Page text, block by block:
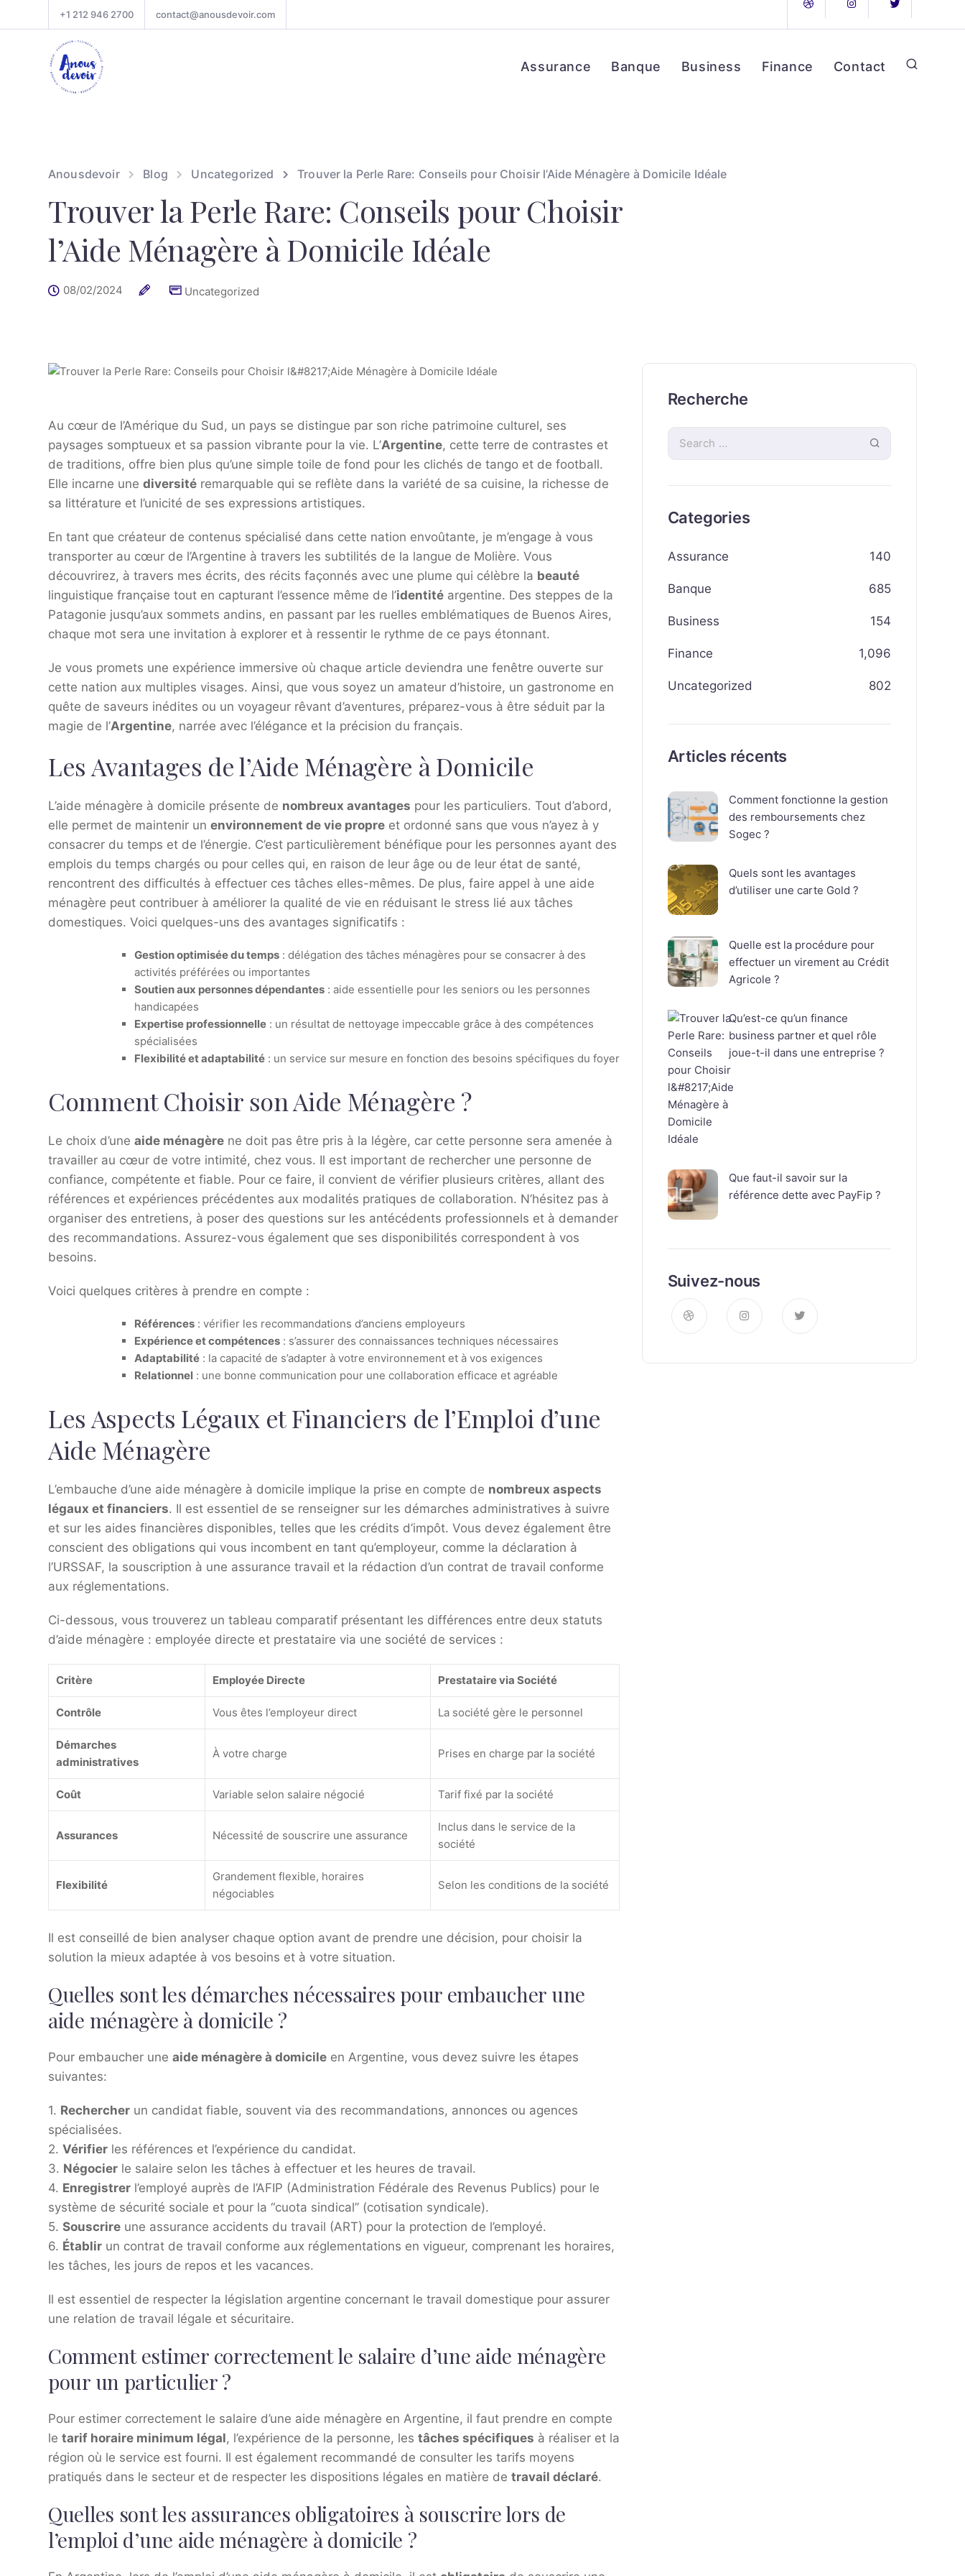
+1 212 946 2700 contact@anousdevoir.com
Assurance Banque Business Finance Contact
Anousdevoir Blog Uncategorized Trouver la Perle Rare: Conseils pour Choisir l’Aide Ménagère à Domicile Idéale
Trouver la Perle Rare: Conseils pour Choisir
l’Aide Ménagère à Domicile Idéale
08/02/2024 Uncategorized
Au cœur de l’Amérique du Sud, un pays se distingue par son riche patrimoine culturel, ses
paysages somptueux et sa passion vibrante pour la vie. L’Argentine, cette terre de contrastes et
de traditions, offre bien plus qu’une simple toile de fond pour les clichés de tango et de football.
Elle incarne une diversité remarquable qui se reflète dans la variété de sa cuisine, la richesse de
sa littérature et l’unicité de ses expressions artistiques.
En tant que créateur de contenus spécialisé dans cette nation envoûtante, je m’engage à vous
transporter au cœur de l’Argentine à travers les subtilités de la langue de Molière. Vous
découvrirez, à travers mes écrits, des récits façonnés avec une plume qui célèbre la beauté
linguistique française tout en capturant l’essence même de l’identité argentine. Des steppes de la
Patagonie jusqu’aux sommets andins, en passant par les ruelles emblématiques de Buenos Aires,
chaque mot sera une invitation à explorer et à ressentir le rythme de ce pays étonnant.
Je vous promets une expérience immersive où chaque article deviendra une fenêtre ouverte sur
cette nation aux multiples visages. Ainsi, que vous soyez un amateur d’histoire, un gastronome en
quête de saveurs inédites ou un voyageur rêvant d’aventures, préparez-vous à être séduit par la
magie de l’Argentine, narrée avec l’élégance et la précision du français.
Les Avantages de l’Aide Ménagère à Domicile
L’aide ménagère à domicile présente de nombreux avantages pour les particuliers. Tout d’abord,
elle permet de maintenir un environnement de vie propre et ordonné sans que vous n’ayez à y
consacrer du temps et de l’énergie. C’est particulièrement bénéfique pour les personnes ayant des
emplois du temps chargés ou pour celles qui, en raison de leur âge ou de leur état de santé,
rencontrent des difficultés à effectuer ces tâches elles-mêmes. De plus, faire appel à une aide
ménagère peut contribuer à améliorer la qualité de vie en réduisant le stress lié aux tâches
domestiques. Voici quelques-uns des avantages significatifs :
Gestion optimisée du temps : délégation des tâches ménagères pour se consacrer à des
activités préférées ou importantes
Soutien aux personnes dépendantes : aide essentielle pour les seniors ou les personnes
handicapées
Expertise professionnelle : un résultat de nettoyage impeccable grâce à des compétences
spécialisées
Flexibilité et adaptabilité : un service sur mesure en fonction des besoins spécifiques du foyer
Comment Choisir son Aide Ménagère ?
Le choix d’une aide ménagère ne doit pas être pris à la légère, car cette personne sera amenée à
travailler au cœur de votre intimité, chez vous. Il est important de rechercher une personne de
confiance, compétente et fiable. Pour ce faire, il convient de vérifier plusieurs critères, allant des
références et expériences précédentes aux modalités pratiques de collaboration. N’hésitez pas à
organiser des entretiens, à poser des questions sur les antécédents professionnels et à demander
des recommandations. Assurez-vous également que ses disponibilités correspondent à vos
besoins.
Voici quelques critères à prendre en compte :
Références : vérifier les recommandations d’anciens employeurs
Expérience et compétences : s’assurer des connaissances techniques nécessaires
Adaptabilité : la capacité de s’adapter à votre environnement et à vos exigences
Relationnel : une bonne communication pour une collaboration efficace et agréable
Les Aspects Légaux et Financiers de l’Emploi d’une
Aide Ménagère
L’embauche d’une aide ménagère à domicile implique la prise en compte de nombreux aspects
légaux et financiers. Il est essentiel de se renseigner sur les démarches administratives à suivre
et sur les aides financières disponibles, telles que les crédits d’impôt. Vous devez également être
conscient des obligations qui vous incombent en tant qu’employeur, comme la déclaration à
l’URSSAF, la souscription à une assurance travail et la rédaction d’un contrat de travail conforme
aux réglementations.
Ci-dessous, vous trouverez un tableau comparatif présentant les différences entre deux statuts
d’aide ménagère : employée directe et prestataire via une société de services :
Critère Employée Directe Prestataire via Société
Contrôle Vous êtes l’employeur direct La société gère le personnel
Démarches
administratives
À votre charge Prises en charge par la société
Coût Variable selon salaire négocié Tarif fixé par la société
Assurances Nécessité de souscrire une assurance
Inclus dans le service de la
société
Flexibilité
Grandement flexible, horaires
négociables
Selon les conditions de la société
Il est conseillé de bien analyser chaque option avant de prendre une décision, pour choisir la
solution la mieux adaptée à vos besoins et à votre situation.
Quelles sont les démarches nécessaires pour embaucher une
aide ménagère à domicile ?
Pour embaucher une aide ménagère à domicile en Argentine, vous devez suivre les étapes
suivantes:
1. Rechercher un candidat fiable, souvent via des recommandations, annonces ou agences
spécialisées.
2. Vérifier les références et l’expérience du candidat.
3. Négocier le salaire selon les tâches à effectuer et les heures de travail.
4. Enregistrer l’employé auprès de l’AFIP (Administration Fédérale des Revenus Publics) pour le
système de sécurité sociale et pour la “cuota sindical” (cotisation syndicale).
5. Souscrire une assurance accidents du travail (ART) pour la protection de l’employé.
6. Établir un contrat de travail conforme aux réglementations en vigueur, comprenant les horaires,
les tâches, les jours de repos et les vacances.
Il est essentiel de respecter la législation argentine concernant le travail domestique pour assurer
une relation de travail légale et sécuritaire.
Comment estimer correctement le salaire d’une aide ménagère
pour un particulier ?
Pour estimer correctement le salaire d’une aide ménagère en Argentine, il faut prendre en compte
le tarif horaire minimum légal, l’expérience de la personne, les tâches spécifiques à réaliser et la
région où le service est fourni. Il est également recommandé de consulter les tarifs moyens
pratiqués dans le secteur et de respecter les dispositions légales en matière de travail déclaré.
Quelles sont les assurances obligatoires à souscrire lors de
l’emploi d’une aide ménagère à domicile ?
Recherche
Categories
Assurance 140
Banque 685
Business 154
Finance 1,096
Uncategorized 802
Articles récents
Comment fonctionne la gestion
des remboursements chez
Sogec ?
Quels sont les avantages
d’utiliser une carte Gold ?
Quelle est la procédure pour
effectuer un virement au Crédit
Agricole ?
Qu’est-ce qu’un finance
business partner et quel rôle
joue-t-il dans une entreprise ?
Que faut-il savoir sur la
référence dette avec PayFip ?
Suivez-nous